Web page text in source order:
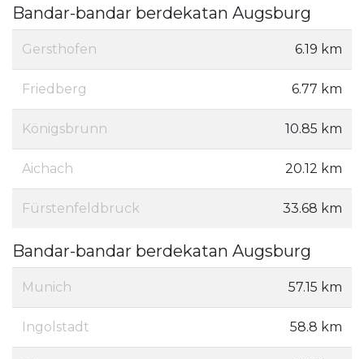
Bandar-bandar berdekatan Augsburg
Gersthofen 6.19 km
Friedberg 6.77 km
Königsbrunn 10.85 km
Aichach 20.12 km
Fürstenfeldbruck 33.68 km
Bandar-bandar berdekatan Augsburg
Munich 57.15 km
Ingolstadt 58.8 km